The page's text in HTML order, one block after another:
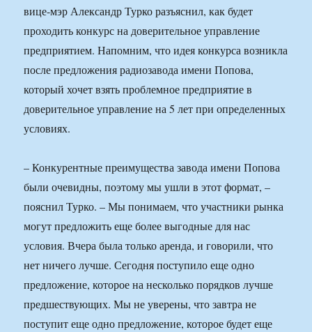
вице-мэр Александр Турко разъяснил, как будет
проходить конкурс на доверительное управление
предприятием. Напомним, что идея конкурса возникла
после предложения радиозавода имени Попова,
который хочет взять проблемное предприятие в
доверительное управление на 5 лет при определенных
условиях.
– Конкурентные преимущества завода имени Попова
были очевидны, поэтому мы ушли в этот формат, –
пояснил Турко. – Мы понимаем, что участники рынка
могут предложить еще более выгодные для нас
условия. Вчера была только аренда, и говорили, что
нет ничего лучше. Сегодня поступило еще одно
предложение, которое на несколько порядков лучше
предшествующих. Мы не уверены, что завтра не
поступит еще одно предложение, которое будет еще